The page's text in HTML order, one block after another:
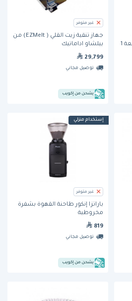
بوحدة فردية لصنع القهوة بسعة 1
غير متوفر
جهاز تنقية زيت القلي ( EZMelt) من
بيلشاو اداماتيك
29,799
توصيل مجاني
يشحن من إكويب
إستخدام منزلي
غير متوفر
باراتزا إنكور طاحنة القهوة بشفرة
مخروطية
819
توصيل مجاني
يشحن من إكويب